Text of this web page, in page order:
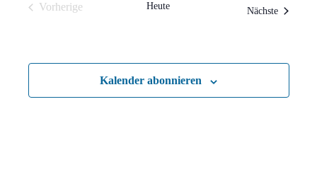
Vorherige
Heute Nächste
Kalender abonnieren